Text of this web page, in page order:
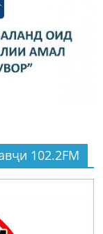
102.2FM